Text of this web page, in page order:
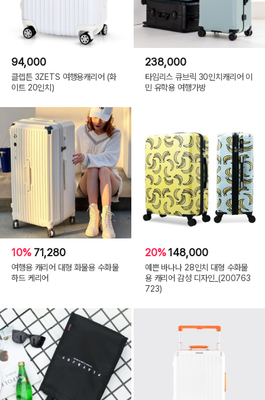
94,000
클렙튼 3ZETS 여행용캐리어 (화
이트 20인치)
238,000
타임리스 큐브릭 30인치캐리어 이
민 유학용 여행가방
10% 71,280
여행용 캐리어 대형 화물용 수화물
하드 케리어
20%148,000
예쁜 바나나 28인치 대형 수화물
용 캐리어 감성 디자인_(200763
723)